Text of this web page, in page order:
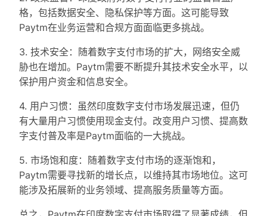
格，包括数据安全、隐私保护等方面。这可能导致
Paytm在业务运营和合规方面面临更多挑战。
3. 技术安全：随着数字支付市场的扩大，网络安全威
胁也在增加。Paytm需要不断提升其技术安全水平，以
保护用户资金和信息安全。
4. 用户习惯：虽然印度数字支付市场发展迅速，但仍
有大量用户习惯使用现金支付。改变用户习惯、提高数
字支付普及率是Paytm面临的一大挑战。
5. 市场饱和度：随着数字支付市场的逐渐饱和，
Paytm需要寻找新的增长点，以维持其市场地位。这可
能涉及拓展新的业务领域、提高服务质量等方面。